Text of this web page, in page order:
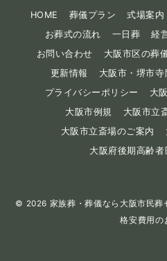
HOME 葬儀プラン 式場案内
お葬式の流れ
一日葬 経
お問い合わせ
大阪市区の葬
更新情報
大阪市・堺市寺
プライバシーポリシー
大
大阪市例規
大阪市立
大阪市立斎場のご案内
大阪府後期高齢者
© 2026 家族葬・葬儀なら大阪市民
格安費用の